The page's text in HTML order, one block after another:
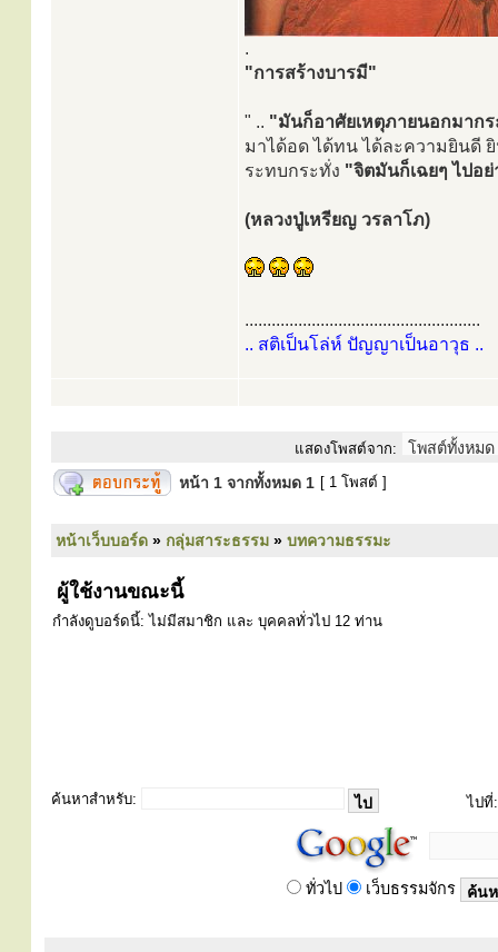
.
"การสร้างบารมี"
" .. "มันก็อาศัยเหตุภายนอกมาก
มาได้อด ได้ทน ได้ละความยินดี
ระทบกระทั่ง "จิตมันก็เฉยๆ ไปอ
(หลวงปู่เหรียญ วรลาโภ)
.....................................................
.. สติเป็นโล่ห์ ปัญญาเป็นอาวุธ ..
แสดงโพสต์จาก:
หน้า 1 จากทั้งหมด 1 [ 1 โพสต์ ]
หน้าเว็บบอร์ด » กลุ่มสาระธรรม » บทความธรรมะ
ผู้ใช้งานขณะนี้
กำลังดูบอร์ดนี้: ไม่มีสมาชิก และ บุคคลทั่วไป 12 ท่าน
ค้นหาสำหรับ: ไปที่:
ทั่วไป เว็บธรรมจักร